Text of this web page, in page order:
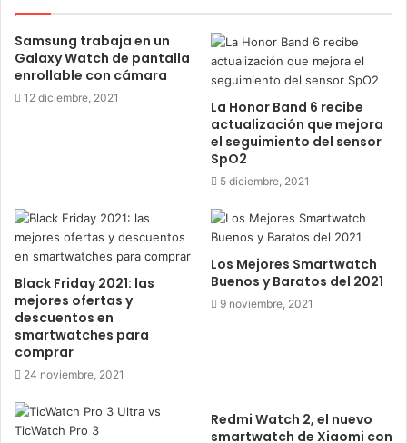
t
u
e
m
a
Samsung trabaja en un
Galaxy Watch de pantalla
enrollable con cámara
12 diciembre, 2021
La Honor Band 6 recibe
actualización que mejora
el seguimiento del sensor
SpO2
5 diciembre, 2021
Black Friday 2021: las
mejores ofertas y
descuentos en
smartwatches para
comprar
24 noviembre, 2021
Los Mejores Smartwatch
Buenos y Baratos del 2021
9 noviembre, 2021
Redmi Watch 2, el nuevo
smartwatch de Xiaomi con